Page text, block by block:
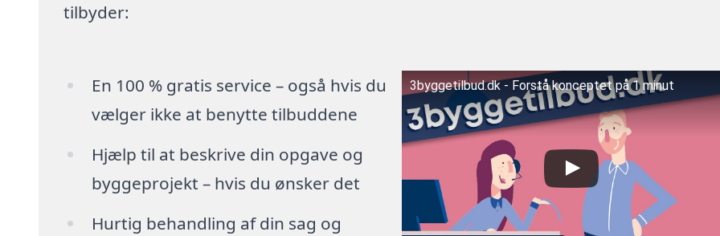
tilbyder:
En 100 % gratis service – også hvis du
vælger ikke at benytte tilbuddene
Hjælp til at beskrive din opgave og
byggeprojekt – hvis du ønsker det
Hurtig behandling af din sag og
3byggetilbud.dk - Forstå konceptet på 1 minut